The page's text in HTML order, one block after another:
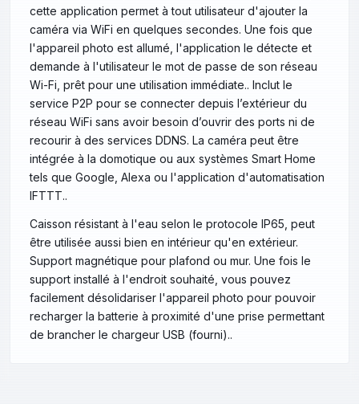
cette application permet à tout utilisateur d'ajouter la
caméra via WiFi en quelques secondes. Une fois que
l'appareil photo est allumé, l'application le détecte et
demande à l'utilisateur le mot de passe de son réseau
Wi-Fi, prêt pour une utilisation immédiate.. Inclut le
service P2P pour se connecter depuis l’extérieur du
réseau WiFi sans avoir besoin d’ouvrir des ports ni de
recourir à des services DDNS. La caméra peut être
intégrée à la domotique ou aux systèmes Smart Home
tels que Google, Alexa ou l'application d'automatisation
IFTTT..
Caisson résistant à l'eau selon le protocole IP65, peut
être utilisée aussi bien en intérieur qu'en extérieur.
Support magnétique pour plafond ou mur. Une fois le
support installé à l'endroit souhaité, vous pouvez
facilement désolidariser l'appareil photo pour pouvoir
recharger la batterie à proximité d'une prise permettant
de brancher le chargeur USB (fourni)..